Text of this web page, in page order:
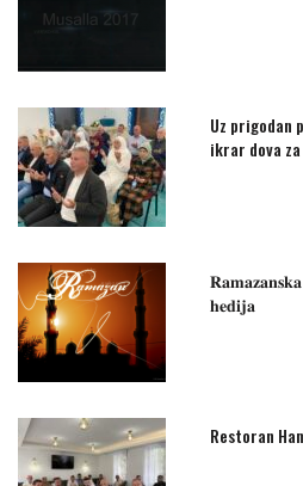
Uz prigodan
ikrar dova
𝐑𝐚𝐦𝐚𝐳𝐚𝐧𝐬𝐤𝐚
𝐡𝐞𝐝𝐢𝐣𝐚
Restoran